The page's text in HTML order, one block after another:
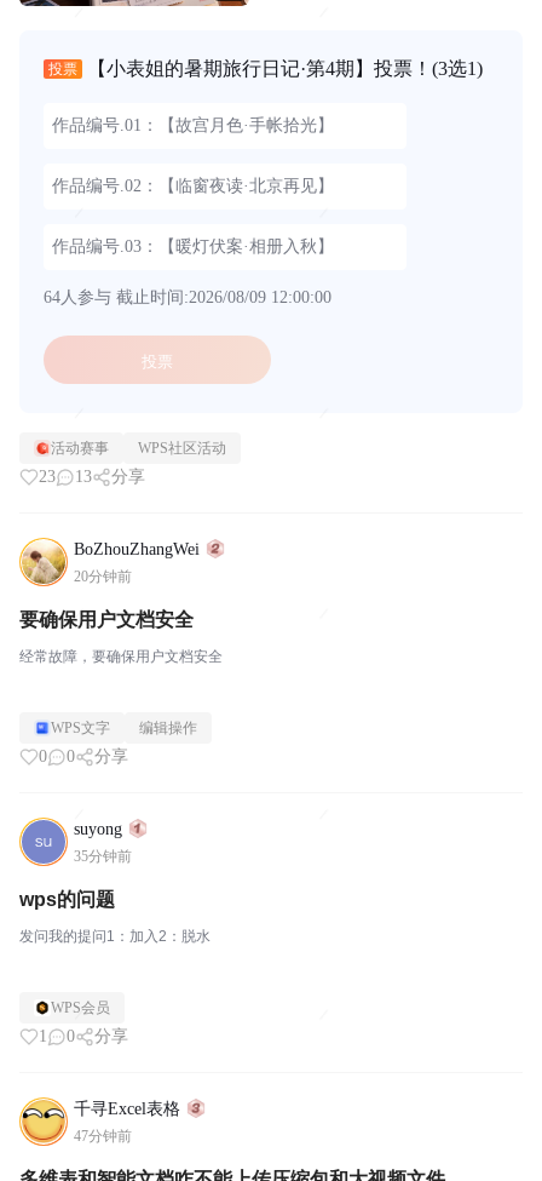
投票 【小表姐的暑期旅行日记·第4期】投票！ (3选1)
作品编号.01：【故宫月色·手帐拾光】
作品编号.02：【临窗夜读·北京再见】
作品编号.03：【暖灯伏案·相册入秋】
64人参与 截止时间:2026/08/09 12:00:00
投票
活动赛事 WPS社区活动
23 13 分享
BoZhouZhangWei
20分钟前
要确保用户文档安全
经常故障，要确保用户文档安全
WPS文字 编辑操作
0 0 分享
suyong
35分钟前
wps的问题
发问我的提问1：加入2：脱水
WPS会员
1 0 分享
千寻Excel表格
47分钟前